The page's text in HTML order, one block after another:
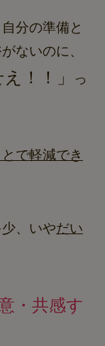
分の準備と
ないのに、
！！」
っ
で軽減でき
、いやだい
・共感す